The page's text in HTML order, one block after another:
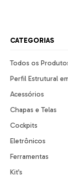
CATEGORIAS
Todos os
Perfil Estrutural
Acessórios
Chapas e Telas
Cockpits
Eletrônicos
Ferramentas
Kit’s